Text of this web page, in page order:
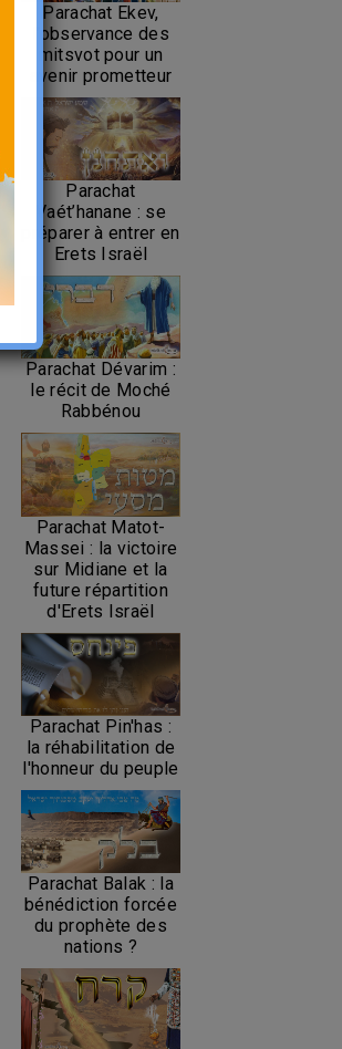
Parachat Ekev,
l’observance des
mitsvot pour un
avenir prometteur
Parachat
Vaét’hanane : se
préparer à entrer en
Erets Israël
Parachat Dévarim :
le récit de Moché
Rabbénou
Parachat Matot-
Massei : la victoire
sur Midiane et la
future répartition
d'Erets Israël
Parachat Pin'has :
la réhabilitation de
l'honneur du peuple
Parachat Balak : la
bénédiction forcée
du prophète des
nations ?